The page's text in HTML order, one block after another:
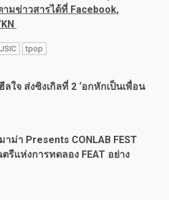
มข่าวสารได้ที่ Facebook,
tpop
ลใจ ส่งซิงเกิลที่ 2 ‘อกหักเป็นเพื่อน
าม่า Presents CONLAB FEST
ตรีแห่งการทดลอง FEAT อย่าง